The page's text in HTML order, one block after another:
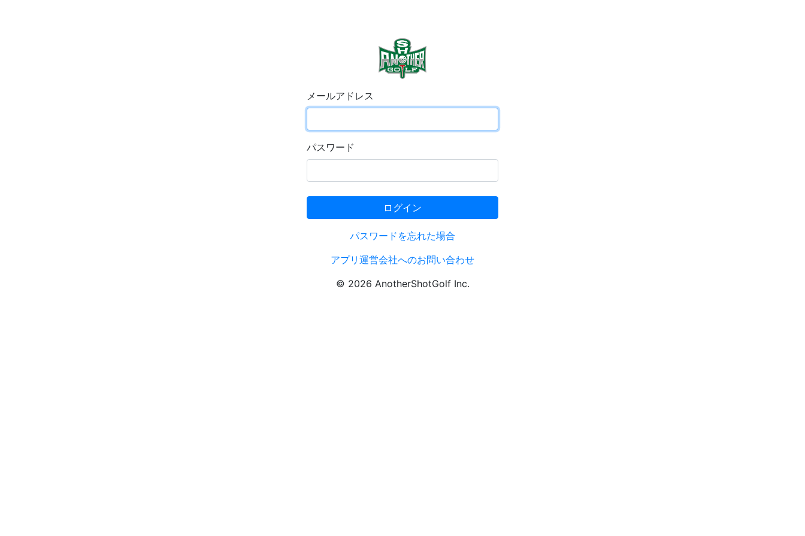
メールアドレス
パスワード
ログイン
パスワードを忘れた場合
アプリ運営会社へのお問い合わせ
© 2026 AnotherShotGolf Inc.